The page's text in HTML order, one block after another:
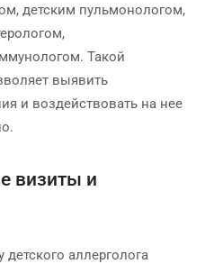
детским пульмонологом,
Такой
выявить
и воздействовать на нее
визиты и
аллерголога